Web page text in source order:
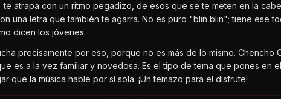
te atrapa con un ritmo pegadizo, de esos que se te meten en la
una letra que también te agarra. No es puro "blin blin"; tiene ese
dicen los jóvenes.
precisamente por eso, porque no es más de lo mismo.
es a la vez familiar y novedosa. Es el tipo de tema que pones en
que la música hable por sí sola. ¡Un temazo para el disfrute!